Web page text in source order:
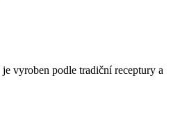
vyroben podle tradiční receptury a